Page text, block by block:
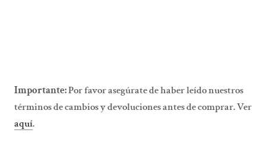
Importante:Por favor asegúrate de haber leído nuestros
términos de cambios y devoluciones antes de comprar. Ver
aquí.